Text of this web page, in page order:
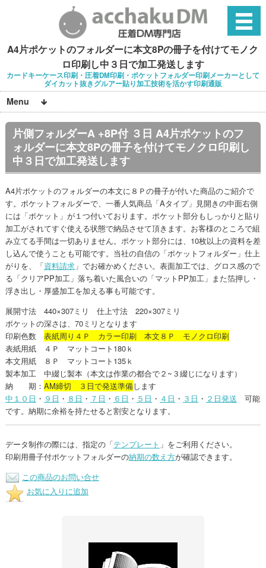
A4片ポケットのフォルダーに本文8Pの冊子を付けてモノク
ロ印刷し中３日で加工発送します
カードキーケース印刷・圧着DM印刷・ポケットフォルダー印刷メーカーとして
ダイカット抜きグルアー貼り加工技術を活かす印刷通販
Menu
片側フォルダーA +8P付 ３日 A4片ポケットのフ
ォルダーに本文8Pの冊子を付けてモノクロ印刷し
中３日で加工発送します
A4片ポケットのフォルダーの本文に８Ｐの冊子が付いた商品のご紹介で
す。ポケットフォルダーで、一番人気商品「Aタイプ」見開きの中面右側
には「ポケット」が１つ付いております。ポケット部分もしっかりと貼り
加工がされてすぐ使える状態で納品させて頂きます。お客様のところで組
み立てる手間は一切ありません。ポケット部分には、10枚以上の資料を差
し込んで使うことも可能です。当社の自信の「ポケットフォルダー」仕上
がりを、「資料請求」でお確かめください。表面加工では、グロス感ので
る「クリアPP加工」落ち着いた風合いの「マットPP加工」また箔押し・
浮き出し・厚盛加工を加える事も可能です。
展開寸法 440×307ミリ 仕上寸法 220×307ミリ
ポケットの深さは、70ミリとなります
印刷色数 表紙周り４Ｐ カラー印刷 本文８Ｐ モノクロ印刷
表紙用紙 ４Ｐ マットコート180ｋ
本文用紙 ８Ｐ マットコート135ｋ
製本加工 中綴じ製本（本文は作業の都合で２~３綴じになります）
納 期： AM締切 ３日で発送準備します
中１０日 ・ ９日 ・ ８日 ・ ７日 ・ ６日 ・ ５日 ・ ４日 ・ ３日 ・ ２日発送 可能
です。納期に余裕を持たせると割安となります。
データ制作の際には、指定の「テンプレート 」をご利用ください。
印刷用冊子付ポケットフォルダーの納期の数え方が確認できます。
この商品のお問い合せ
お気に入りに追加